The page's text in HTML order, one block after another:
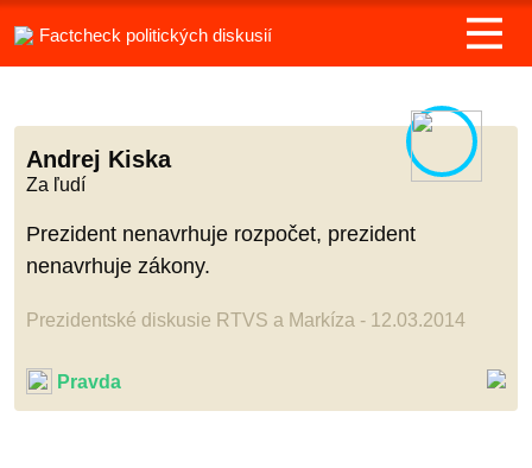
Factcheck politických diskusií
Andrej Kiska
Za ľudí
Prezident nenavrhuje rozpočet, prezident
nenavrhuje zákony.
Prezidentské diskusie RTVS a Markíza - 12.03.2014
Pravda